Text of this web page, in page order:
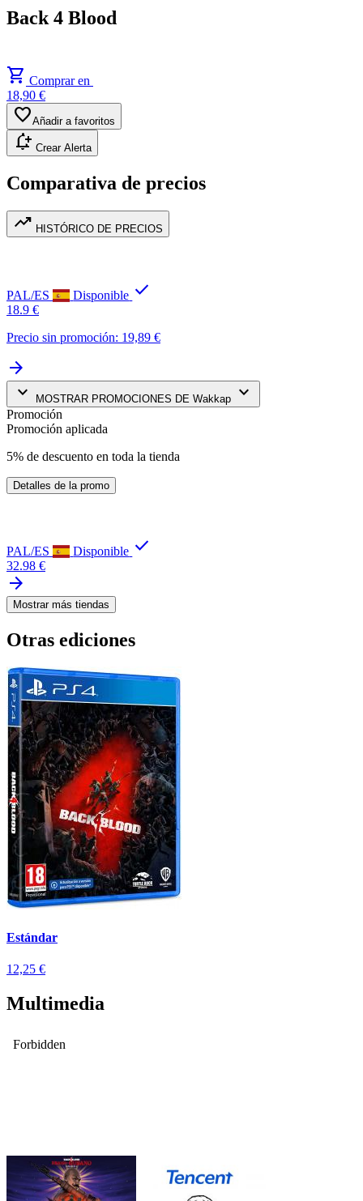
Back 4 Blood
shopping_cart Comprar en
18,90 €
favoriteAñadir a favoritos
notification_add Crear Alerta
Comparativa de precios
trending_up HISTÓRICO DE PRECIOS
PAL/ES Disponible check
18.9 €
Precio sin promoción: 19,89 €
arrow_forward
keyboard_arrow_down
MOSTRAR PROMOCIONES DE Wakkap keyboard_arrow_down
Promoción
Promoción aplicada
5% de descuento en toda la tienda
Detalles de la promo
PAL/ES Disponible check
32.98 €
arrow_forward
Mostrar más tiendas
Otras ediciones
Estándar
12,25 €
Multimedia